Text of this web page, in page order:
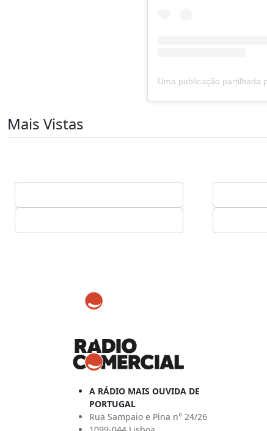
Mais Vistas
A RÁDIO MAIS OUVIDA DE
PORTUGAL
Rua Sampaio e Pina n° 24/26